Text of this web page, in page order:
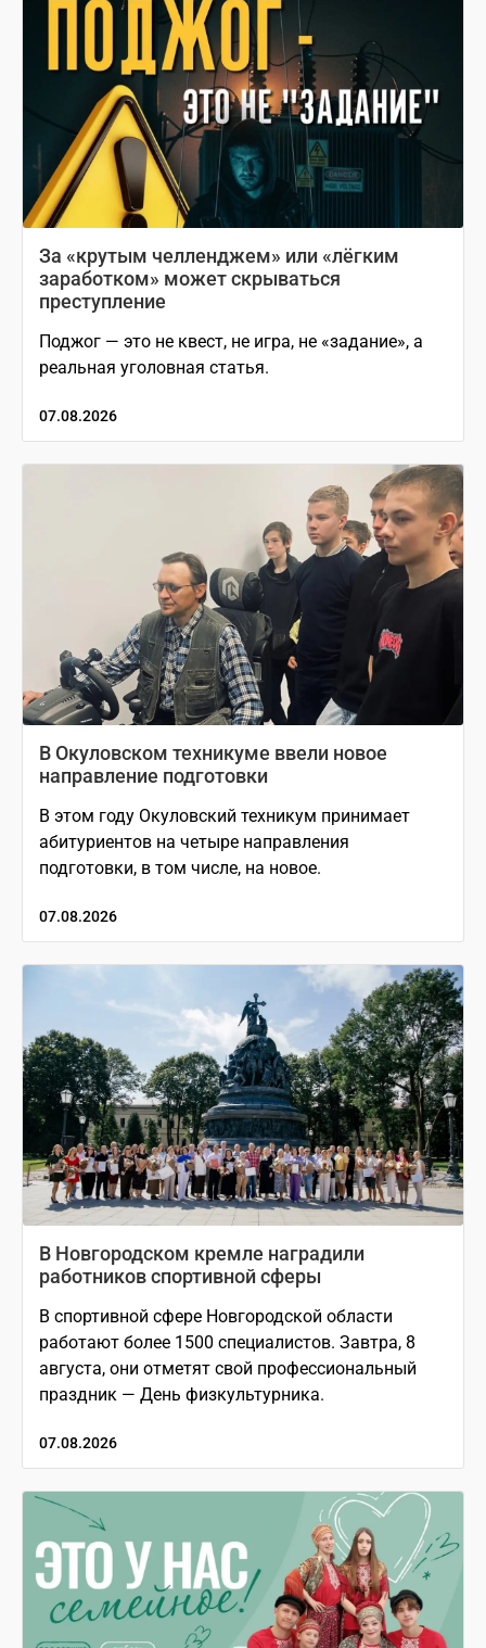
За «крутым челленджем» или «лёгким
заработком» может скрываться
преступление
Поджог — это не квест, не игра, не «задание», а
реальная уголовная статья.
07.08.2026
В Окуловском техникуме ввели новое
направление подготовки
В этом году Окуловский техникум принимает
абитуриентов на четыре направления
подготовки, в том числе, на новое.
07.08.2026
В Новгородском кремле наградили
работников спортивной сферы
В спортивной сфере Новгородской области
работают более 1500 специалистов. Завтра, 8
августа, они отметят свой профессиональный
праздник — День физкультурника.
07.08.2026